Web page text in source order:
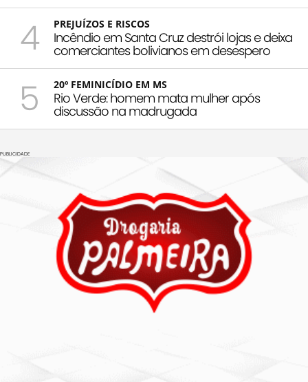
4 PREJUÍZOS E RISCOS
Incêndio em Santa Cruz destrói lojas e deixa
comerciantes bolivianos em desespero
5 20º FEMINICÍDIO EM MS
Rio Verde: homem mata mulher após
discussão na madrugada
PUBLICIDADE